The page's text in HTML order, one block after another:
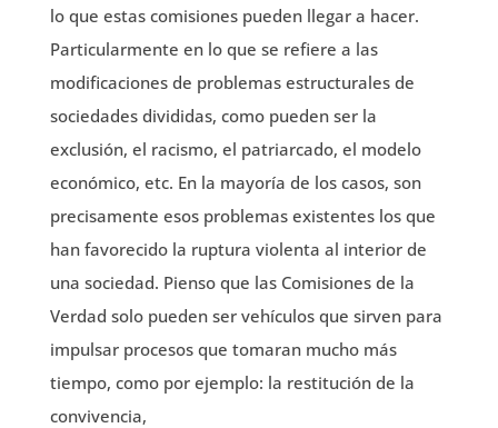
lo que estas comisiones pueden llegar a hacer.
Particularmente en lo que se refiere a las
modificaciones de problemas estructurales de
sociedades divididas, como pueden ser la
exclusión, el racismo, el patriarcado, el modelo
económico, etc. En la mayoría de los casos, son
precisamente esos problemas existentes los que
han favorecido la ruptura violenta al interior de
una sociedad. Pienso que las Comisiones de la
Verdad solo pueden ser vehículos que sirven para
impulsar procesos que tomaran mucho más
tiempo, como por ejemplo: la restitución de la
convivencia,